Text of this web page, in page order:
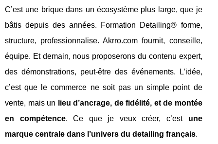
C’est une brique dans un écosystème plus large, que je
bâtis depuis des années. Formation Detailing® forme,
structure, professionnalise. Akrro.com fournit, conseille,
équipe. Et demain, nous proposerons du contenu expert,
des démonstrations, peut-être des événements. L’idée,
c’est que le commerce ne soit pas un simple point de
vente, mais un
lieu d’ancrage, de fidélité, et de montée
en compétence. Ce que je veux créer, c’est une
marque centrale dans l’univers du detailing français.